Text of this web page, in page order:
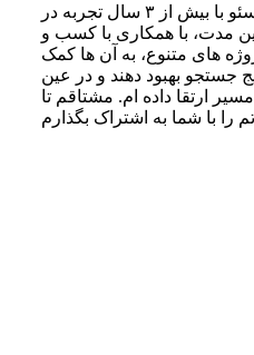
من مهلا شیرانی، کارشناس سئو با بیش از ۳ سال تجربه در
مدت، با همکاری با کسب‌ و
های متنوع، به آن‌ ها کمک
جستجو بهبود دهند و در عین
ارتقا داده‌ ام. مشتاقم تا